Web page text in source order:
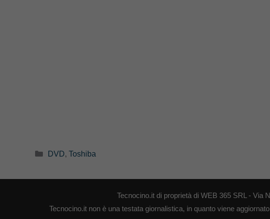
Categorie
DVD, Toshiba
Tecnocino.it di proprietà di WEB 365 SRL - Via
Tecnocino.it non è una testata giornalistica, in quanto viene